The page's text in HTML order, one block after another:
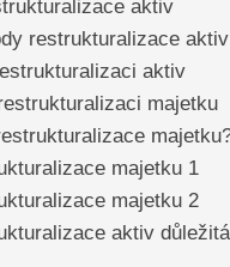
aktiv
restrukturalizace aktiv
aktiv
majetku
majetku 1
majetku 2
aktiv